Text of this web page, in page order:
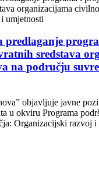
predlaganje
sredstava
na području
objavljuje javne
u okviru Programa
Organizacijski razvoj